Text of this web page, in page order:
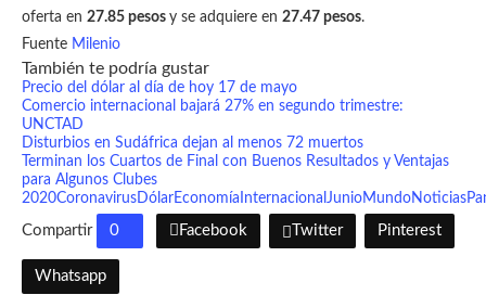
oferta en 27.85 pesos y se adquiere en 27.47 pesos.
Fuente Milenio
También te podría gustar
Precio del dólar al día de hoy 17 de mayo
Comercio internacional bajará 27% en segundo trimestre:
UNCTAD
Disturbios en Sudáfrica dejan al menos 72 muertos
Terminan los Cuartos de Final con Buenos Resultados y Ventajas
para Algunos Clubes
2020Coronavirus DólarEconomía Internacional JunioMundoNoticias
Compartir 0 Facebook Twitter Pinterest
Whatsapp